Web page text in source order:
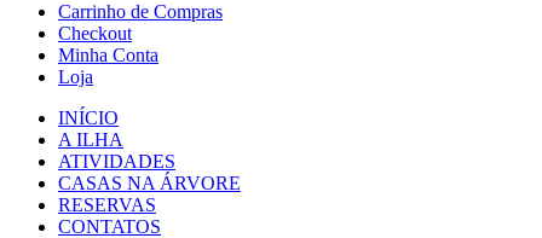
Carrinho de Compras
Checkout
Minha Conta
Loja
INÍCIO
A ILHA
ATIVIDADES
CASAS NA ÁRVORE
RESERVAS
CONTATOS